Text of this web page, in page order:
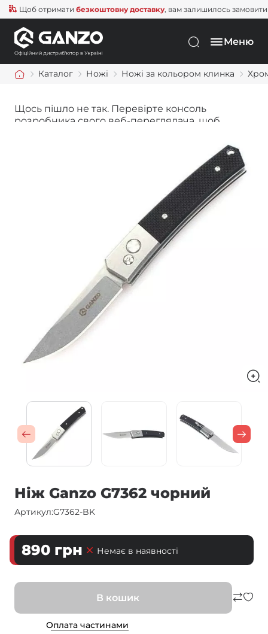
Щоб отриматибезкоштовну доставку, вам залишилось замовити ще
Меню
Каталог Ножі Ножі за кольором клинка
Щось пішло не так. Перевірте консоль
розробника свого веб-переглядача, щоб
Ніж Ganzo G7362 чорний
Артикул:G7362-BK
890 грн Немає в наявності
В кошик
Оплата частинами